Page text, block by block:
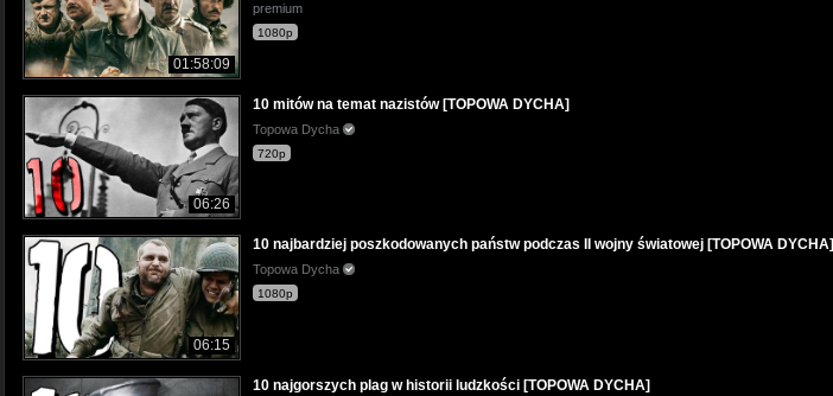
01:58:09
premium
1080p
06:26
10 mitów na temat nazistów [TOPOWA DYCHA]
Topowa Dycha
720p
06:15
10 najbardziej poszkodowanych państw podczas II wojny światowej [TOPOWA DYCHA]
Topowa Dycha
1080p
10 najgorszych plag w historii ludzkości [TOPOWA DYCHA]